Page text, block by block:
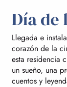
Día de
Llegada e
corazón de la
esta residencia
un sueño, una
cuentos y